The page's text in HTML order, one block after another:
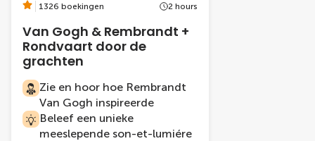
1326 boekingen 2 hours
Van Gogh & Rembrandt +
Rondvaart door de
grachten
Zie en hoor hoe Rembrandt
Van Gogh inspireerde
Beleef een unieke
meeslepende son-et-lumiére